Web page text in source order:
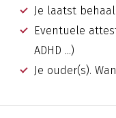
Je laatst
Eventuele
ADHD ...)
Je ouder(s).